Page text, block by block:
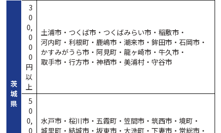
茨
城
県
3
0
0,
0
0
0
円
以
上
土浦市・ つくば市・ つくばみらい市・ 稲敷市・
河内町・ 利根町・ 鹿嶋市・ 潮来市・ 鉾田市・ 石岡市・
かすみがうら市・ 阿見町・ 龍ヶ崎市・ 牛久市・
取手市・ 行方市・ 神栖市・ 美浦村・ 守谷市
5
0
0,
0
水戸市・ 桜川市・ 五霞町・ 笠間市・ 筑西市・ 境町・
城里町・ 結城市・ 坂東市・ 大洗町・ 下妻市・ 常総市・